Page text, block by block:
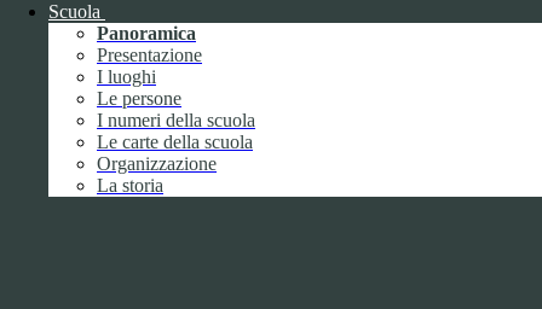
Scuola
Panoramica
Presentazione
I luoghi
Le persone
I numeri della scuola
Le carte della scuola
Organizzazione
La storia
Bandi di concorso